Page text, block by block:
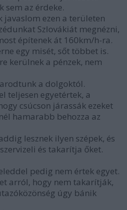
sem az érdeke.
ezen a területen
Szlovákiát megnézni,
építenek át 160km/h-ra.
egy misét, sőt többet is.
kerülnek a pénzek, nem
a dolgoktól.
teljesen egyetértek, a
csúcson járassák ezeket
hamarabb behozza az
lesznek ilyen szépek, és
és takarítja őket.
pedig nem értek egyet.
arról, hogy nem takarítják,
úgy bánik